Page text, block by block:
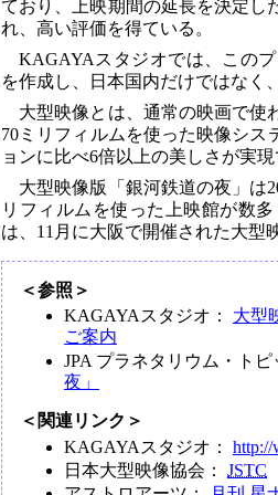
ており、上映期間の延長を決定し
れ、高い評価を得ている。
KAGAYAスタジオでは、この
を作成し、日本国内だけではなく
大型映像とは、通常の映画で使
70ミリフィルムを使った映像シス
ョンに比べ6倍以上の美しさが実現
大型映像版「銀河鉄道の夜」は
リフィルムを使った上映館が数
は、11月に大阪で開催された大型
＜参照＞
KAGAYAスタジオ： 大型
ご案内
JPA プラネタリウム・トピ
夜」
＜関連リンク＞
KAGAYAスタジオ： http://
日本大型映像協会： JSTC